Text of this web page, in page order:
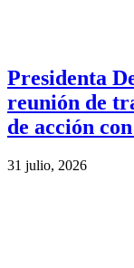
Presidenta
reunión de
de acción
31 julio, 2026